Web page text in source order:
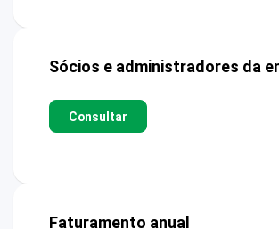
Sócios e administradores da
Consultar
Faturamento anual